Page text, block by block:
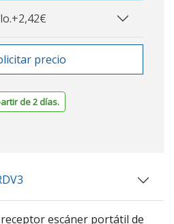
+2,42€
precio
de 2 días.
escáner portátil de